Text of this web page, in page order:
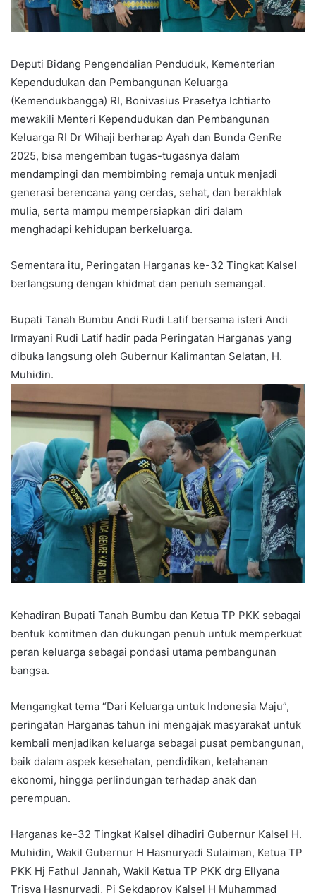
Deputi Bidang Pengendalian Penduduk, Kementerian
Kependudukan dan Pembangunan Keluarga
(Kemendukbangga) RI, Bonivasius Prasetya Ichtiarto
mewakili Menteri Kependudukan dan Pembangunan
Keluarga RI Dr Wihaji berharap Ayah dan Bunda GenRe
2025, bisa mengemban tugas-tugasnya dalam
mendampingi dan membimbing remaja untuk menjadi
generasi berencana yang cerdas, sehat, dan berakhlak
mulia, serta mampu mempersiapkan diri dalam
menghadapi kehidupan berkeluarga.
Sementara itu, Peringatan Harganas ke-32 Tingkat Kalsel
berlangsung dengan khidmat dan penuh semangat.
Bupati Tanah Bumbu Andi Rudi Latif bersama isteri Andi
Irmayani Rudi Latif hadir pada Peringatan Harganas yang
dibuka langsung oleh Gubernur Kalimantan Selatan, H.
Muhidin.
Kehadiran Bupati Tanah Bumbu dan Ketua TP PKK sebagai
bentuk komitmen dan dukungan penuh untuk memperkuat
peran keluarga sebagai pondasi utama pembangunan
bangsa.
Mengangkat tema “Dari Keluarga untuk Indonesia Maju”,
peringatan Harganas tahun ini mengajak masyarakat untuk
kembali menjadikan keluarga sebagai pusat pembangunan,
baik dalam aspek kesehatan, pendidikan, ketahanan
ekonomi, hingga perlindungan terhadap anak dan
perempuan.
Harganas ke-32 Tingkat Kalsel dihadiri Gubernur Kalsel H.
Muhidin, Wakil Gubernur H Hasnuryadi Sulaiman, Ketua TP
PKK Hj Fathul Jannah, Wakil Ketua TP PKK drg Ellyana
Trisya Hasnuryadi, Pj Sekdaprov Kalsel H Muhammad